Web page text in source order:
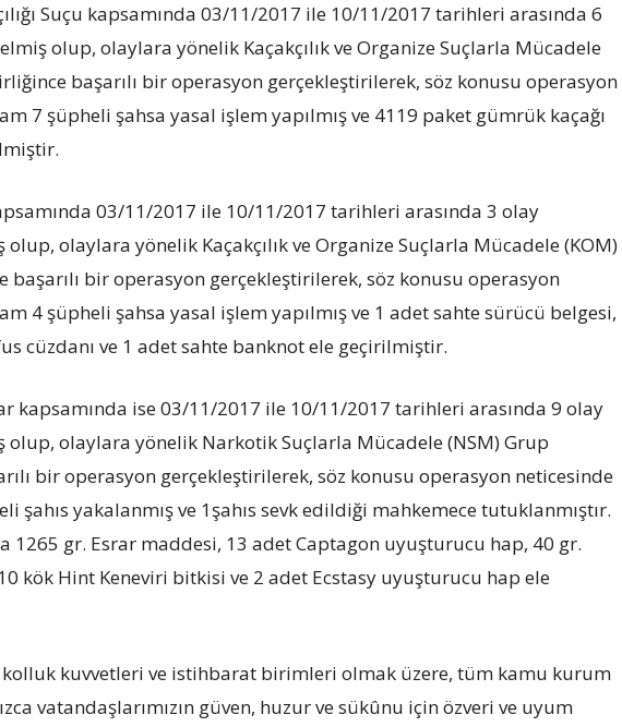
Suçu kapsamında 03/11/2017 ile 10/11/2017 tarihleri arasında 6
olup, olaylara yönelik Kaçakçılık ve Organize Suçlarla Mücadele
başarılı bir operasyon gerçekleştirilerek, söz konusu operasyon
7 şüpheli şahsa yasal işlem yapılmış ve 4119 paket gümrük kaçağı
03/11/2017 ile 10/11/2017 tarihleri arasında 3 olay
olaylara yönelik Kaçakçılık ve Organize Suçlarla Mücadele (KOM)
başarılı bir operasyon gerçekleştirilerek, söz konusu operasyon
4 şüpheli şahsa yasal işlem yapılmış ve 1 adet sahte sürücü belgesi,
cüzdanı ve 1 adet sahte banknot ele geçirilmiştir.
kapsamında ise 03/11/2017 ile 10/11/2017 tarihleri arasında 9 olay
olup, olaylara yönelik Narkotik Suçlarla Mücadele (NSM) Grup
bir operasyon gerçekleştirilerek, söz konusu operasyon neticesinde
şahıs yakalanmış ve 1şahıs sevk edildiği mahkemece tutuklanmıştır.
1265 gr. Esrar maddesi, 13 adet Captagon uyuşturucu hap, 40 gr.
kök Hint Keneviri bitkisi ve 2 adet Ecstasy uyuşturucu hap ele
kuvvetleri ve istihbarat birimleri olmak üzere, tüm kamu kurum
vatandaşlarımızın güven, huzur ve sükûnu için özveri ve uyum